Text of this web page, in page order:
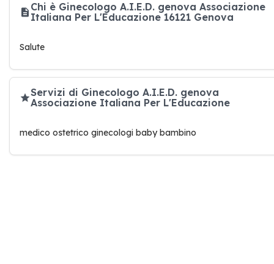
Chi è Ginecologo A.I.E.D. genova Associazione
Italiana Per L'Educazione 16121 Genova
Salute
Servizi di Ginecologo A.I.E.D. genova
Associazione Italiana Per L'Educazione
medico ostetrico ginecologi baby bambino